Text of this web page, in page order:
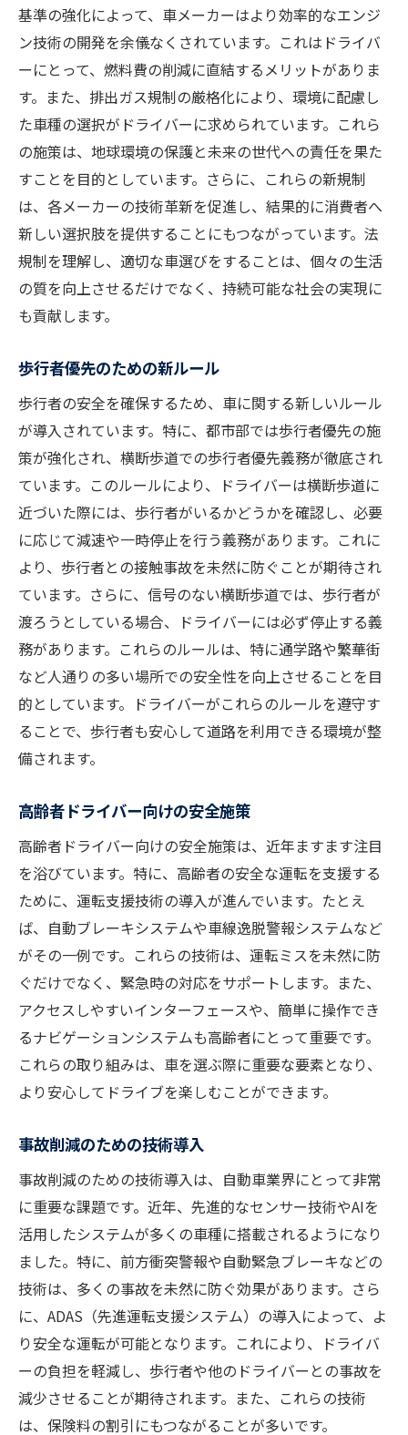
基準の強化によって、車メーカーはより効率的なエンジ
ン技術の開発を余儀なくされています。これはドライバ
ーにとって、燃料費の削減に直結するメリットがありま
す。また、排出ガス規制の厳格化により、環境に配慮し
た車種の選択がドライバーに求められています。これら
の施策は、地球環境の保護と未来の世代への責任を果た
すことを目的としています。さらに、これらの新規制
は、各メーカーの技術革新を促進し、結果的に消費者へ
新しい選択肢を提供することにもつながっています。法
規制を理解し、適切な車選びをすることは、個々の生活
の質を向上させるだけでなく、持続可能な社会の実現に
も貢献します。
歩行者優先のための新ルール
歩行者の安全を確保するため、車に関する新しいルール
が導入されています。特に、都市部では歩行者優先の施
策が強化され、横断歩道での歩行者優先義務が徹底され
ています。このルールにより、ドライバーは横断歩道に
近づいた際には、歩行者がいるかどうかを確認し、必要
に応じて減速や一時停止を行う義務があります。これに
より、歩行者との接触事故を未然に防ぐことが期待され
ています。さらに、信号のない横断歩道では、歩行者が
渡ろうとしている場合、ドライバーには必ず停止する義
務があります。これらのルールは、特に通学路や繁華街
など人通りの多い場所での安全性を向上させることを目
的としています。ドライバーがこれらのルールを遵守す
ることで、歩行者も安心して道路を利用できる環境が整
備されます。
高齢者ドライバー向けの安全施策
高齢者ドライバー向けの安全施策は、近年ますます注目
を浴びています。特に、高齢者の安全な運転を支援する
ために、運転支援技術の導入が進んでいます。たとえ
ば、自動ブレーキシステムや車線逸脱警報システムなど
がその一例です。これらの技術は、運転ミスを未然に防
ぐだけでなく、緊急時の対応をサポートします。また、
アクセスしやすいインターフェースや、簡単に操作でき
るナビゲーションシステムも高齢者にとって重要です。
これらの取り組みは、車を選ぶ際に重要な要素となり、
より安心してドライブを楽しむことができます。
事故削減のための技術導入
事故削減のための技術導入は、自動車業界にとって非常
に重要な課題です。近年、先進的なセンサー技術やAIを
活用したシステムが多くの車種に搭載されるようになり
ました。特に、前方衝突警報や自動緊急ブレーキなどの
技術は、多くの事故を未然に防ぐ効果があります。さら
に、ADAS（先進運転支援システム）の導入によって、よ
り安全な運転が可能となります。これにより、ドライバ
ーの負担を軽減し、歩行者や他のドライバーとの事故を
減少させることが期待されます。また、これらの技術
は、保険料の割引にもつながることが多いです。